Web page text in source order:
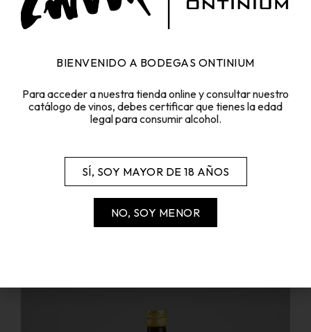
ACEITE VIRGEN EXTRA ECOLÓGICO 25CL
5,20€
BIENVENIDO A BODEGAS ONTINIUM
Para acceder a nuestra tienda online y consultar nuestro
catálogo de vinos, debes certificar que tienes la edad
legal para consumir alcohol.
SÍ, SOY MAYOR DE 18 AÑOS
NO, SOY MENOR